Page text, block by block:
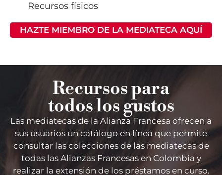
Recursos físicos
HAZTE MIEMBRO DE LA MEDIATECA AQUÍ
Recursos para
todos los gustos
Las mediatecas de la Alianza Francesa ofrecen a
sus usuarios un catálogo en línea que permite
consultar las colecciones de las mediatecas de
todas las Alianzas Francesas en Colombia y
realizar la extensión de los préstamos en curso.